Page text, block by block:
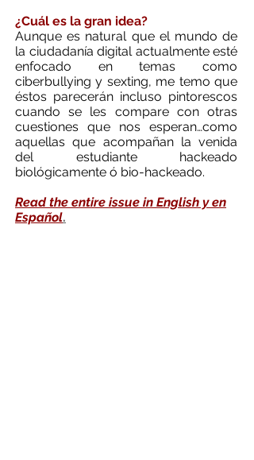
¿Cuál es la gran idea?
Aunque es natural que el mundo de
la ciudadanía digital actualmente esté
enfocado en temas como
ciberbullying y sexting, me temo que
éstos parecerán incluso pintorescos
cuando se les compare con otras
cuestiones que nos esperan…como
aquellas que acompañan la venida
del estudiante hackeado
biológicamente ó bio-hackeado.
Read the entire issue in English y en
Español.